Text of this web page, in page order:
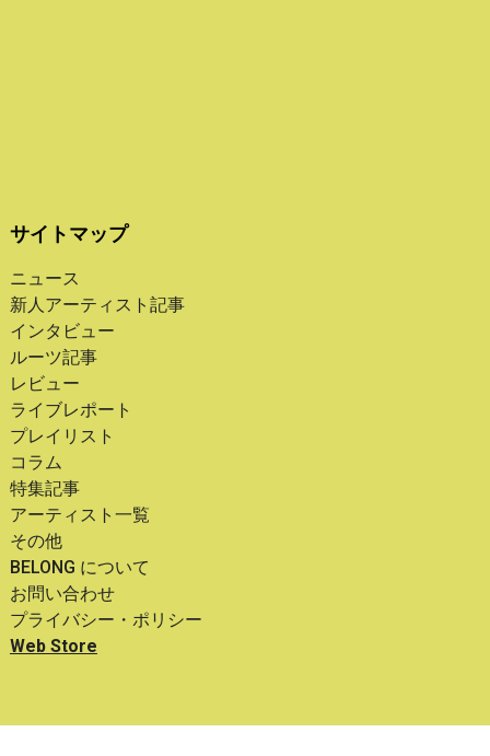
サイトマップ
ニュース
新人アーティスト記事
インタビュー
ルーツ記事
レビュー
ライブレポート
プレイリスト
コラム
特集記事
アーティスト一覧
その他
BELONG について
お問い合わせ
プライバシー・ポリシー
Web Store